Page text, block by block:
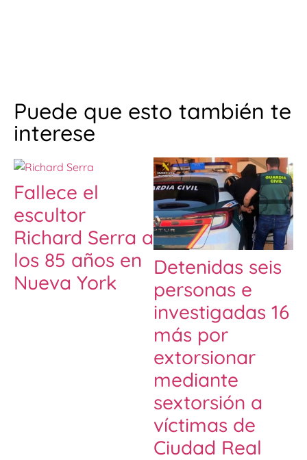
Puede que esto también te
interese
Fallece el
escultor
Richard Serra a
los 85 años en
Nueva York
Detenidas seis
personas e
investigadas 16
más por
extorsionar
mediante
sextorsión a
víctimas de
Ciudad Real